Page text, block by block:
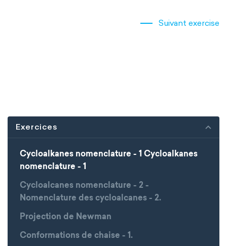
Suivant exercise
Exercices
Cycloalkanes nomenclature - 1 Cycloalkanes
nomenclature - 1
Cycloalcanes nomenclature - 2 -
Nomenclature des cycloalcanes - 2.
Projection de Newman
Conformations de chaise - 1.